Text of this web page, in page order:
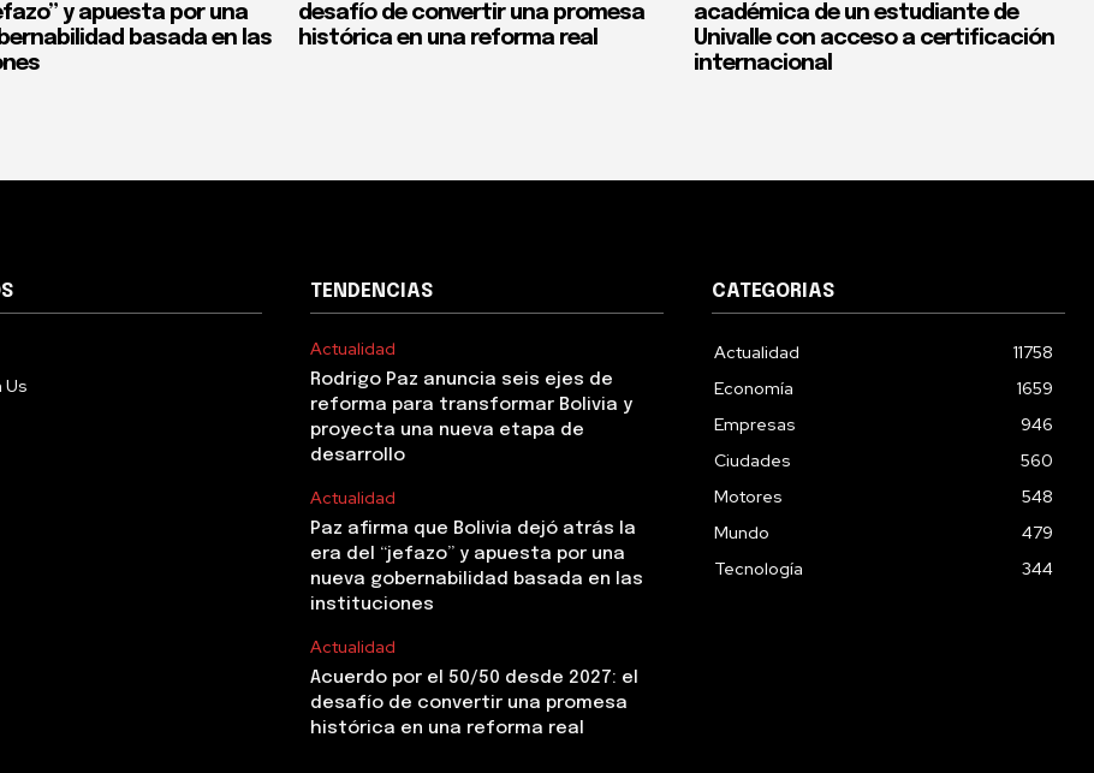
y apuesta por una
basada en las
desafío de convertir una promesa
histórica en una reforma real
académica de un estudiante de
Univalle con acceso a certificación
internacional
Us
TENDENCIAS
Actualidad
Rodrigo Paz anuncia seis ejes de
reforma para transformar Bolivia y
proyecta una nueva etapa de
desarrollo
Actualidad
Paz afirma que Bolivia dejó atrás la
era del “jefazo” y apuesta por una
nueva gobernabilidad basada en las
instituciones
Actualidad
Acuerdo por el 50/50 desde 2027: el
desafío de convertir una promesa
histórica en una reforma real
CATEGORIAS
Actualidad
11758
Economía
1659
Empresas
946
Ciudades
560
Motores
548
Mundo
479
Tecnología
344